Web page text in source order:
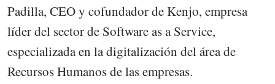
Padilla, CEO y cofundador de Kenjo, empresa
líder del sector de Software as a Service,
especializada en la digitalización del área de
Recursos Humanos de las empresas.